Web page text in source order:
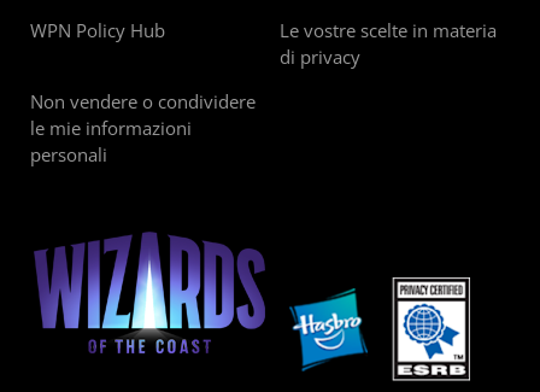
WPN Policy Hub
Le vostre scelte in materia
di privacy
Non vendere o condividere
le mie informazioni
personali